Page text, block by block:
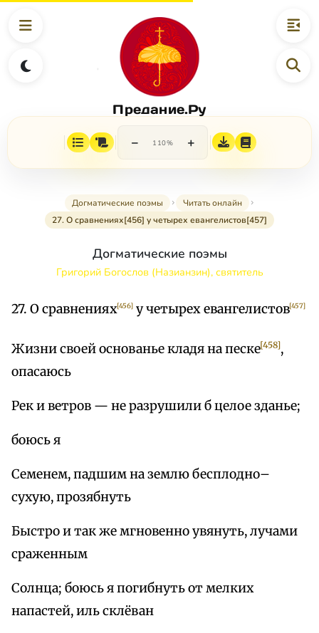
Предание.Ру
− 110% +
Догматические поэмы
Читать онлайн
27. О сравнениях[456] у четырех евангелистов[457]
Догматические поэмы
Григорий Богослов (Назианзин), святитель
27. О сравнениях[456] у четырех евангелистов[457]
Жизни своей основанье кладя на песке[458],
опасаюсь
Рек и ветров — не разрушили б целое зданье;
боюсь я
Семенем, падшим на землю бесплодно–
сухую, прозябнуть
Быстро и так же мгновенно увянуть, лучами
сраженным
Солнца; боюсь я погибнуть от мелких
напастей, иль склёван